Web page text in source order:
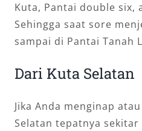
Kuta, Pantai double six,
Sehingga saat sore
sampai di Pantai Tanah
Dari Kuta Selatan
Jika Anda menginap
Selatan tepatnya